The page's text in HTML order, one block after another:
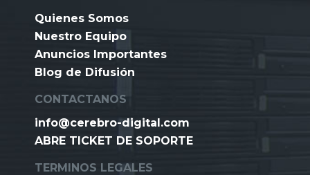
Quienes Somos
Nuestro Equipo
Anuncios Importantes
Blog de Difusión
CONTACTANOS
info@cerebro-digital.com
ABRE TICKET DE SOPORTE
TERMINOS LEGALES